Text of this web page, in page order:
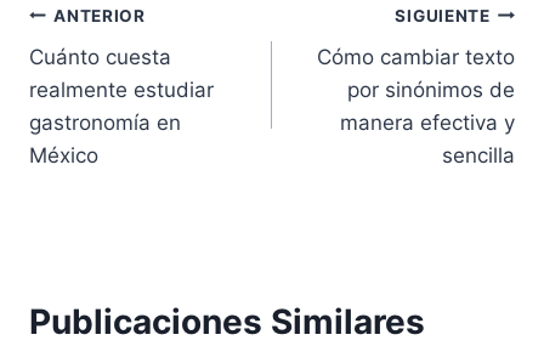
Navegación
de
entradas
ANTERIOR
Cuánto cuesta
realmente estudiar
gastronomía en
México
SIGUIENTE
Cómo cambiar texto
por sinónimos de
manera efectiva y
sencilla
Publicaciones Similares